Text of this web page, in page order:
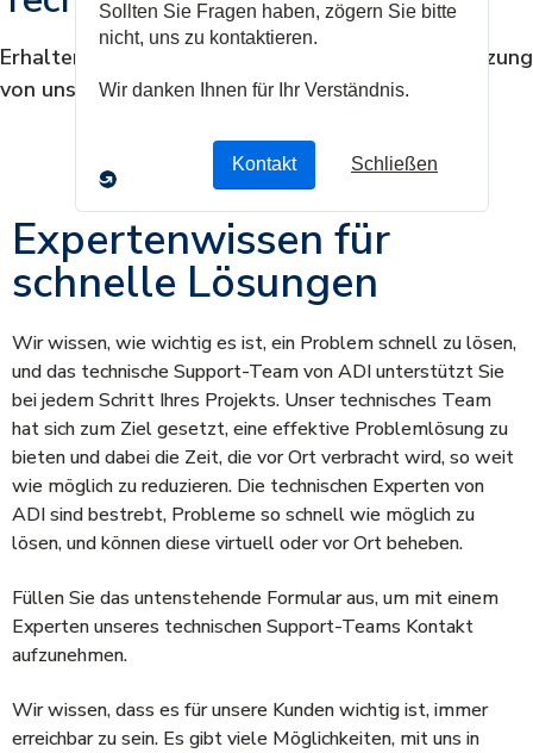
Erhalten Sie schnelle und zuverlässige Unterstützung
von unserem ADI Support Team
Expertenwissen für
schnelle Lösungen
Wir wissen, wie wichtig es ist, ein Problem schnell zu lösen,
und das technische Support-Team von ADI unterstützt Sie
bei jedem Schritt Ihres Projekts. Unser technisches Team
hat sich zum Ziel gesetzt, eine effektive Problemlösung zu
bieten und dabei die Zeit, die vor Ort verbracht wird, so weit
wie möglich zu reduzieren. Die technischen Experten von
ADI sind bestrebt, Probleme so schnell wie möglich zu
lösen, und können diese virtuell oder vor Ort beheben.
Füllen Sie das untenstehende Formular aus, um mit einem
Experten unseres technischen Support-Teams Kontakt
aufzunehmen.
Wir wissen, dass es für unsere Kunden wichtig ist, immer
erreichbar zu sein. Es gibt viele Möglichkeiten, mit uns in